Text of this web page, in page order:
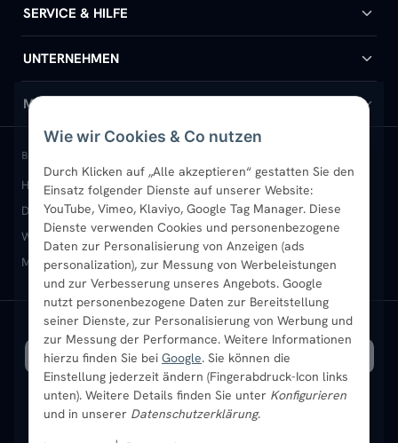
Wie wir Cookies & Co nutzen
Durch Klicken auf „Alle akzeptieren“ gestatten Sie den
Einsatz folgender Dienste auf unserer Website:
YouTube, Vimeo, Klaviyo, Google Tag Manager. Diese
Dienste verwenden Cookies und personenbezogene
Daten zur Personalisierung von Anzeigen (ads
personalization), zur Messung von Werbeleistungen
und zur Verbesserung unseres Angebots. Google
nutzt personenbezogene Daten zur Bereitstellung
seiner Dienste, zur Personalisierung von Werbung und
zur Messung der Performance. Weitere Informationen
hierzu finden Sie bei Google. Sie können die
Einstellung jederzeit ändern (Fingerabdruck-Icon links
unten). Weitere Details finden Sie unter Konfigurieren
und in unserer Datenschutzerklärung.
Badheizkörper
Handtuchheizkörper
Design-Heizkörper
Paneelheizkörper
Vertikal-Heizkörper
Heizkörper-Zubehör
SERVICE & HILFE
Hilfe & Kontakt
Versand & Lieferung
Rückgabe & Widerruf
Garantie & Gewährleistung
Montageservice vor Ort
Sendung verfolgen
UNTERNEHMEN
Wir über uns
Standort & Abholung Jüchen
B2B-Kunden
Karriere
Ratgeber
Bestpreisgarantie
MEIN KONTO
Anmelden / Mein Konto
Merkliste
Newsletter
Aktuelle Angebote
BELIEBTE KATEGORIEN
Heizkörper kaufenBadheizkörperHandtuchheizkörper
Design-HeizkörperPaneelheizkörperVertikal-Heizkörper
Wandheizkörper Wohnraum-Heizkörper Badheizkörper Schwarz
Mischbetrieb-HeizkörperHeizkörper-ZubehörAktuelle Angebote
VERSAND MIT